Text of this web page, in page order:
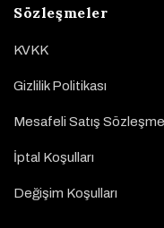
Sözleşmeler
KVKK
Gizlilik Politikası
Mesafeli Satış
İptal Koşulları
Değişim Koşulları